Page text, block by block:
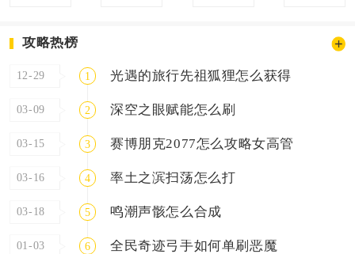
攻略热榜
12-29 1 光遇的旅行先祖狐狸怎么获得
03-09 2 深空之眼赋能怎么刷
03-15 3 赛博朋克2077怎么攻略女高管
03-16 4 率土之滨扫荡怎么打
03-18 5 鸣潮声骸怎么合成
01-03 6 全民奇迹弓手如何单刷恶魔